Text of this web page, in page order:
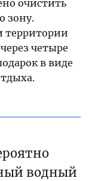
очистить
зону.
территории
четыре
в виде
водный